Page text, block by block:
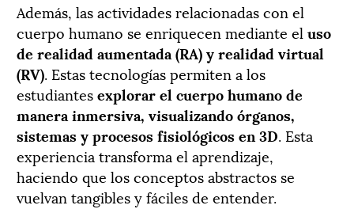
Además, las actividades relacionadas con el
cuerpo humano se enriquecen mediante el uso
de realidad aumentada (RA) y realidad virtual
(RV). Estas tecnologías permiten a los
estudiantesexplorar el cuerpo humano de
manera inmersiva, visualizando órganos,
sistemas y procesos fisiológicos en 3D. Esta
experiencia transforma el aprendizaje,
haciendo que los conceptos abstractos se
vuelvan tangibles y fáciles de entender.